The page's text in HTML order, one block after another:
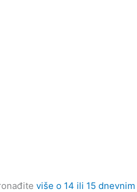
više o 14 ili 15